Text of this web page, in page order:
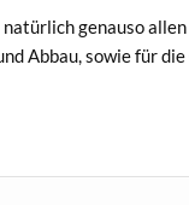
genauso
Abbau, sowie für